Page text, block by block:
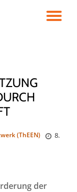
(ThEEN)
8.
der